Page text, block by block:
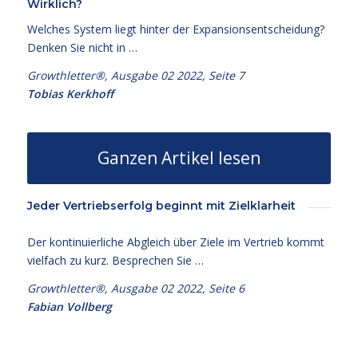
Wirklich?
Welches System liegt hinter der Expansionsentscheidung?
Denken Sie nicht in …
Growthletter®, Ausgabe 02 2022, Seite 7
Tobias Kerkhoff
Ganzen Artikel lesen
Jeder Vertriebserfolg beginnt mit Zielklarheit
Der kontinuierliche Abgleich über Ziele im Vertrieb kommt
vielfach zu kurz. Besprechen Sie …
Growthletter®, Ausgabe 02 2022, Seite 6
Fabian Vollberg